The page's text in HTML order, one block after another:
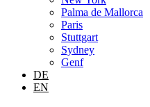
Palma de Mallorca
Paris
Stuttgart
Sydney
Genf
DE
EN